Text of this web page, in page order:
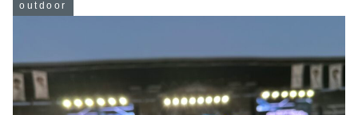
outdoor